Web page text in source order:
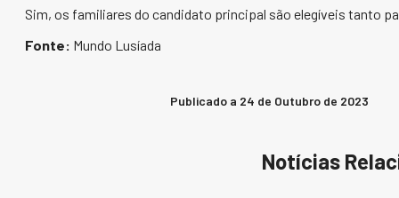
Sim, os familiares do candidato principal são elegíveis tanto
Fonte: Mundo Lusíada
Publicado a 24 de Outubro de 2023
Notícias